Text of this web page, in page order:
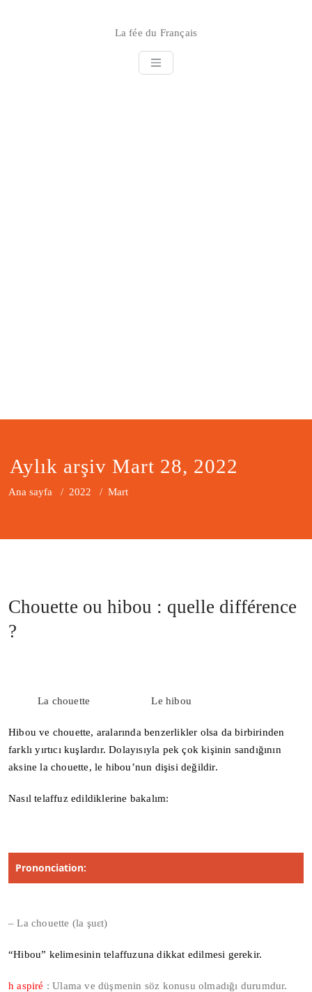
La fée du Français
Aylık arşiv Mart 28, 2022
Ana sayfa / 2022 / Mart
Chouette ou hibou : quelle différence
?
La chouette Le hibou
Hibou ve chouette, aralarında benzerlikler olsa da birbirinden
farklı yırtıcı kuşlardır. Dolayısıyla pek çok kişinin sandığının
aksine la chouette, le hibou’nun dişisi değildir.
Nasıl telaffuz edildiklerine bakalım:
Prononciation:
– La chouette (la şuɛt)
“Hibou” kelimesinin telaffuzuna dikkat edilmesi gerekir.
h aspiré : Ulama ve düşmenin söz konusu olmadığı durumdur.